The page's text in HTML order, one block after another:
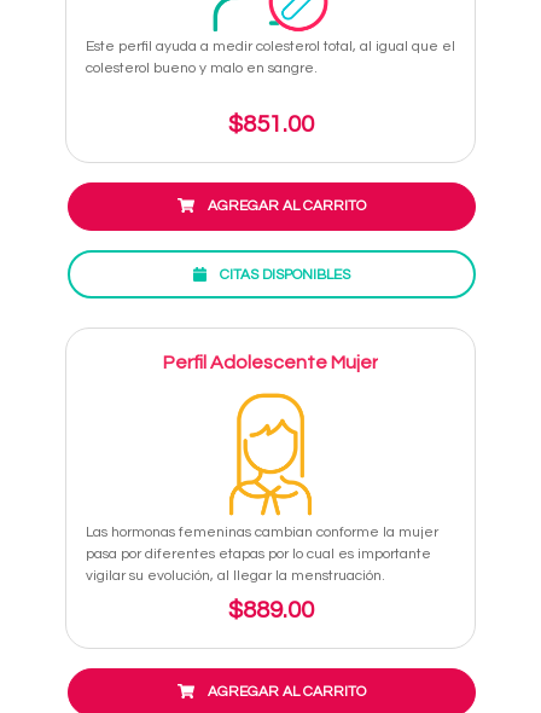
Este perfil ayuda a medir colesterol total, al igual que el
colesterol bueno y malo en sangre.
$851.00
AGREGAR AL CARRITO
CITAS DISPONIBLES
Perfil Adolescente Mujer
Las hormonas femeninas cambian conforme la mujer
pasa por diferentes etapas por lo cual es importante
vigilar su evolución, al llegar la menstruación.
$889.00
AGREGAR AL CARRITO